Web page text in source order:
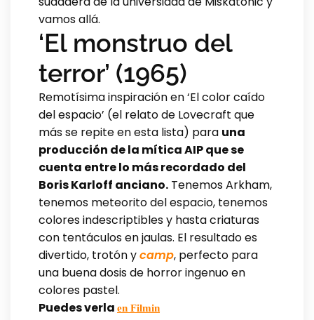
vamos allá.
‘El monstruo del
terror’ (1965)
Remotísima inspiración en ‘El color caído
del espacio’ (el relato de Lovecraft que
más se repite en esta lista) para una
producción de la mítica AIP que se
cuenta entre lo más recordado del
Boris Karloff anciano. Tenemos Arkham,
tenemos meteorito del espacio, tenemos
colores indescriptibles y hasta criaturas
con tentáculos en jaulas. El resultado es
divertido, trotón ycamp, perfecto para
una buena dosis de horror ingenuo en
colores pastel.
Puedes verla en Filmin